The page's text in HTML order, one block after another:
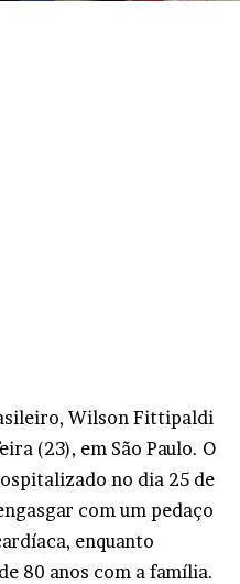
Wilson Fittipaldi
(23), em São Paulo. O
no dia 25 de
com um pedaço
enquanto
80 anos com a família.